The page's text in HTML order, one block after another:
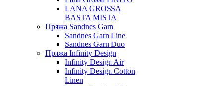
LANA GROSSA
BASTA MISTA
Пряжа Sandnes Garn
Sandnes Garn Line
Sandnes Garn Duo
Пряжа Infinity Design
Infinity Design Air
Infinity Design Cotton
Linen